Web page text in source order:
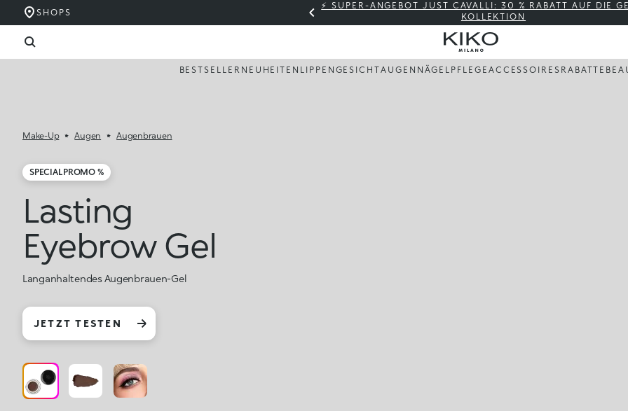
SHOPS
⚡ SUPER-ANGEBOT JUST CAVALLI: 30 % RABATT AUF DIE
KOLLEKTION
BESTSELLER NEUHEITEN LIPPEN GESICHTAUGEN NÄGEL PFLEGE ACCESSOIRES RABATTE
Make-Up Augen Augenbrauen
SPECIAL PROMO %
Lasting
Eyebrow Gel
Langanhaltendes Augenbrauen-Gel
JETZT TESTEN